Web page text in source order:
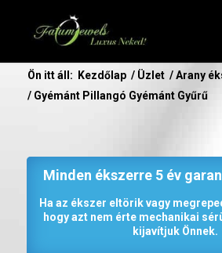
Ön itt áll: Kezdőlap / Üzlet / Arany
/ Gyémánt Pillangó Gyémánt Gyűrű
Minden ékszerre 5 év
Ha az ékszer eltörik vagy
hogy azt nem érte mechanikai
kijavítjuk Önnek.